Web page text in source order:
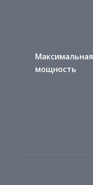
Максимальная
мощность